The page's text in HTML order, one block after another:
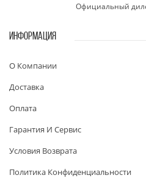
Официальный
ИНФОРМАЦИЯ
О Компании
Доставка
Оплата
Гарантия И Сервис
Условия Возврата
Политика Конфиденциальности